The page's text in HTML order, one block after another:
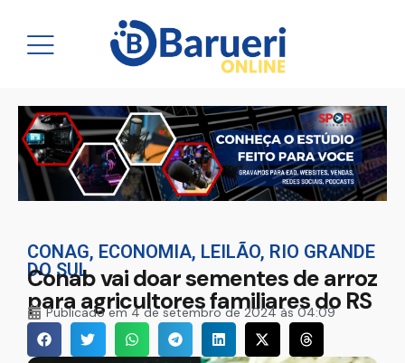
CONAG, ECONOMIA, LEILÃO, RIO GRANDE
DO SUL
Conab vai doar sementes de arroz
para agricultores familiares do RS
Publicado em4 de setembro de 2024 às 04:09